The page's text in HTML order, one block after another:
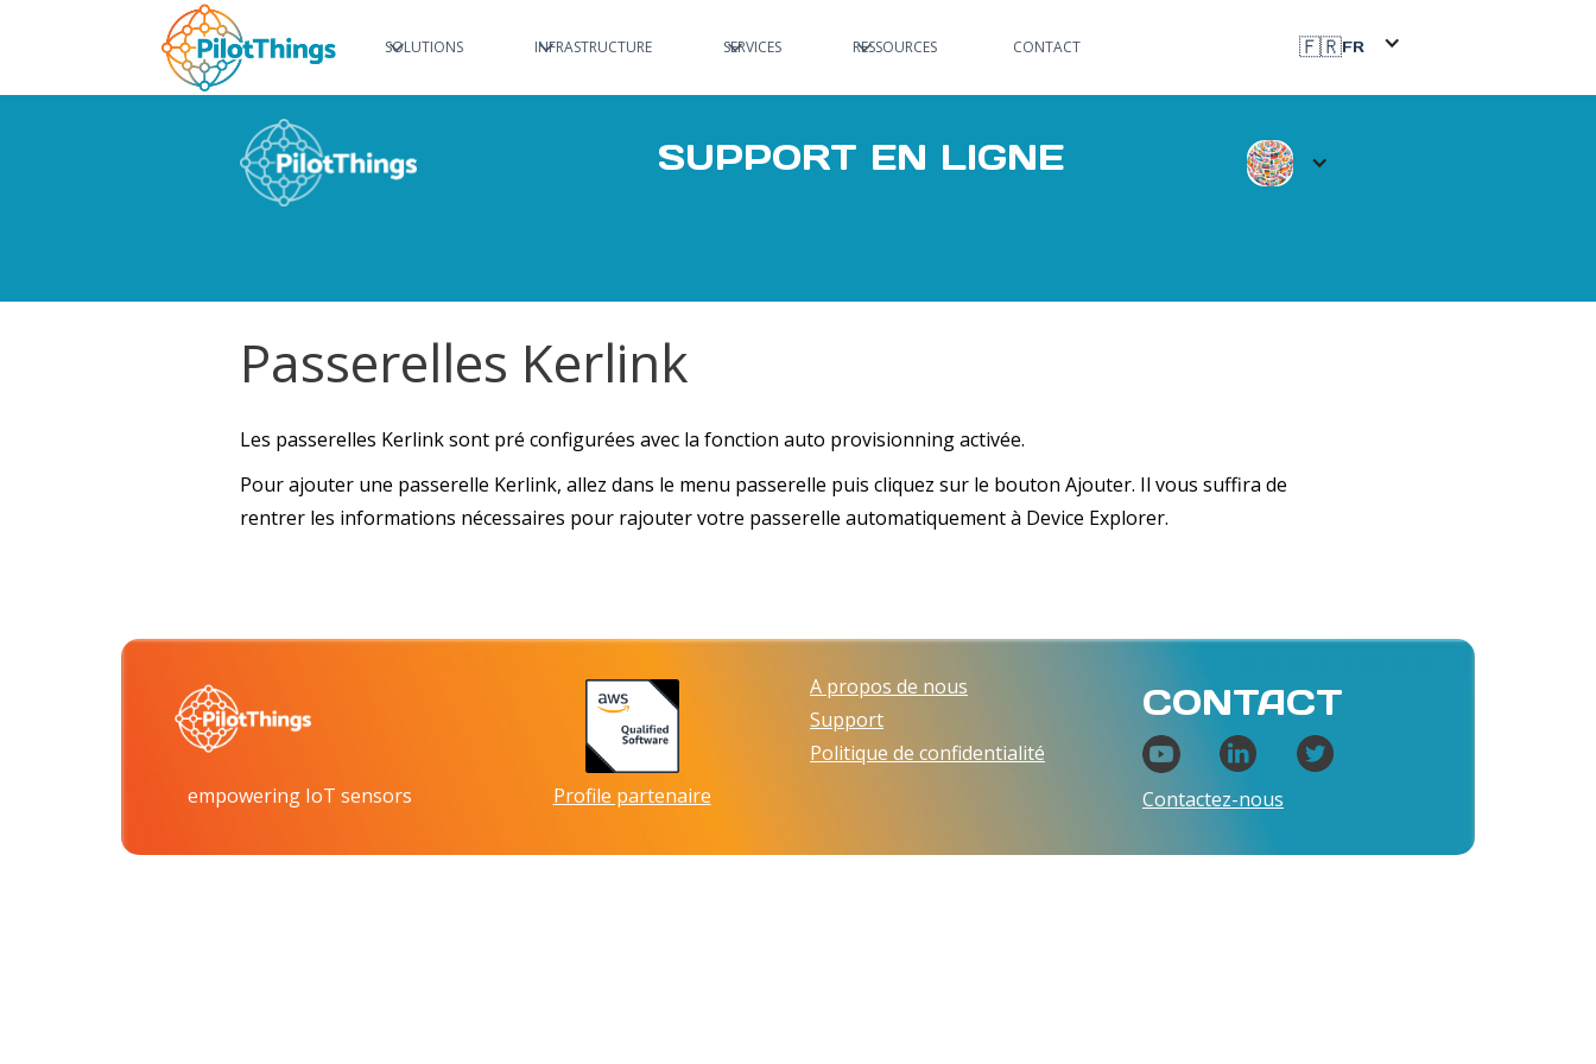
SOLUTIONS INFRASTRUCTURE SERVICES RESSOURCES CONTACT 🇫🇷FR
SUPPORT EN LIGNE
Passerelles Kerlink
Les passerelles Kerlink sont pré configurées avec la fonction auto provisionning activée.
Pour ajouter une passerelle Kerlink, allez dans le menu passerelle puis cliquez sur le bouton Ajouter. Il vous suffira de
rentrer les informations nécessaires pour rajouter votre passerelle automatiquement à Device Explorer.
empowering IoT sensors Profile partenaire
A propos de nous
Support
Politique de confidentialité
CONTACT
Contactez-nous